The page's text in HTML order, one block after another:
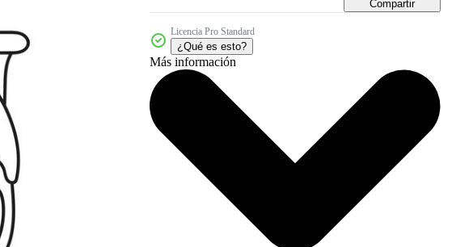
Compartir
Licencia Pro Standard
¿Qué es esto?
Más información